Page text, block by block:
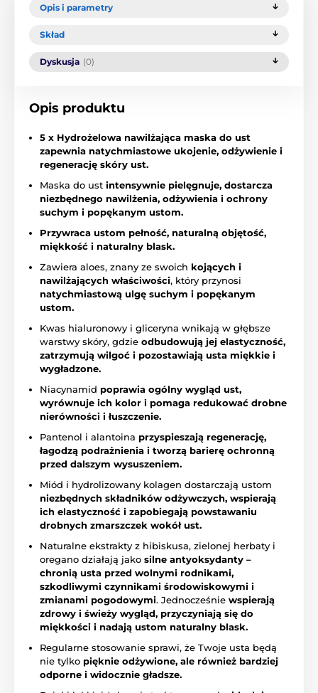
Opis i parametry
Skład
Dyskusja (0)
Opis produktu
5 x Hydrożelowa nawilżająca maska do ust
zapewnia natychmiastowe ukojenie, odżywienie i
regenerację skóry ust.
Maska do ust intensywnie pielęgnuje, dostarcza
niezbędnego nawilżenia, odżywienia i ochrony
suchym i popękanym ustom.
Przywraca ustom pełność, naturalną objętość,
miękkość i naturalny blask.
Zawiera aloes, znany ze swoich kojących i
nawilżających właściwości, który przynosi
natychmiastową ulgę suchym i popękanym
ustom.
Kwas hialuronowy i gliceryna wnikają w głębsze
warstwy skóry, gdzie odbudowują jej elastyczność,
zatrzymują wilgoć i pozostawiają usta miękkie i
wygładzone.
Niacynamid poprawia ogólny wygląd ust,
wyrównuje ich kolor i pomaga redukować drobne
nierówności i łuszczenie.
Pantenol i alantoina przyspieszają regenerację,
łagodzą podrażnienia i tworzą barierę ochronną
przed dalszym wysuszeniem.
Miód i hydrolizowany kolagen dostarczają ustom
niezbędnych składników odżywczych, wspierają
ich elastyczność i zapobiegają powstawaniu
drobnych zmarszczek wokół ust.
Naturalne ekstrakty z hibiskusa, zielonej herbaty i
oregano działają jako silne antyoksydanty –
chronią usta przed wolnymi rodnikami,
szkodliwymi czynnikami środowiskowymi i
zmianami pogodowymi. Jednocześnie wspierają
zdrowy i świeży wygląd, przyczyniają się do
miękkości i nadają ustom naturalny blask.
Regularne stosowanie sprawi, że Twoje usta będą
nie tylko pięknie odżywione, ale również bardziej
odporne i widocznie gładsze.